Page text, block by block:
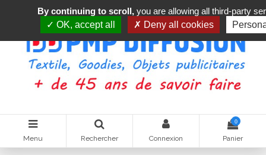
Menu Rechercher Connexion
0
Panier
By continuing to scroll, you are allowing all third-party
OK, accept all
Deny all cookies